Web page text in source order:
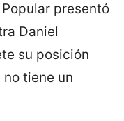
presentó
Daniel
su posición
tiene un